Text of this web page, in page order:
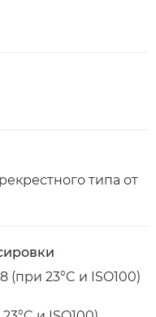
типа от
(при 23°C и ISO100)